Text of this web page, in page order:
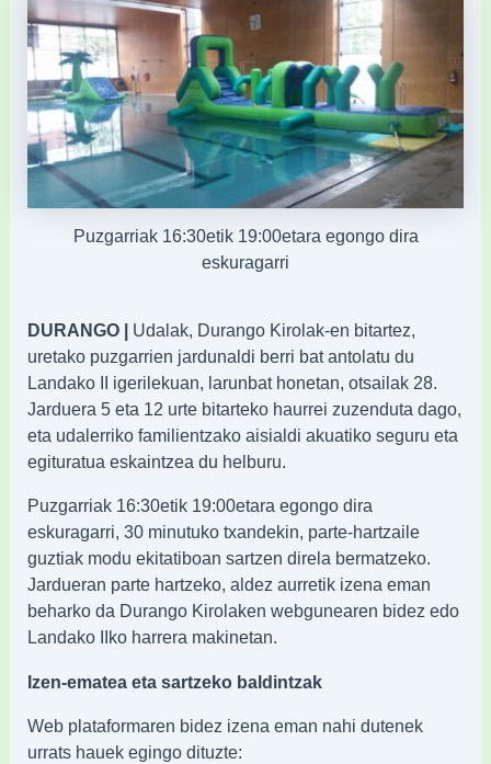
Puzgarriak 16:30etik 19:00etara egongo dira
eskuragarri
DURANGO | Udalak, Durango Kirolak-en bitartez,
uretako puzgarrien jardunaldi berri bat antolatu du
Landako II igerilekuan, larunbat honetan, otsailak 28.
Jarduera 5 eta 12 urte bitarteko haurrei zuzenduta dago,
eta udalerriko familientzako aisialdi akuatiko seguru eta
egituratua eskaintzea du helburu.
Puzgarriak 16:30etik 19:00etara egongo dira
eskuragarri, 30 minutuko txandekin, parte-hartzaile
guztiak modu ekitatiboan sartzen direla bermatzeko.
Jardueran parte hartzeko, aldez aurretik izena eman
beharko da Durango Kirolaken webgunearen bidez edo
Landako IIko harrera makinetan.
Izen-ematea eta sartzeko baldintzak
Web plataformaren bidez izena eman nahi dutenek
urrats hauek egingo dituzte: